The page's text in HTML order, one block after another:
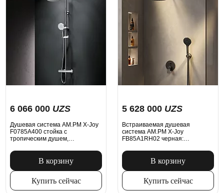
6 066 000 UZS
Душевая система AM.PM X-Joy
F0785A400 стойка с
тропическим душем,
В корзину
Купить сейчас
5 628 000 UZS
Встраиваемая душевая
система AM.PM X-Joy
FB85A1RH02 черная:
ручной душ
В корзину
Купить сейчас